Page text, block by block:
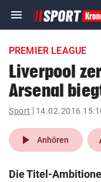
menu Navigation
ein-/ausklappen
account_circle Anmelden
pin_drop
Wien
PREMIER LEAGUE
Liverpool
Arsenal
Sport 14.02.2016
play_arrow Anhören
Die Titel-